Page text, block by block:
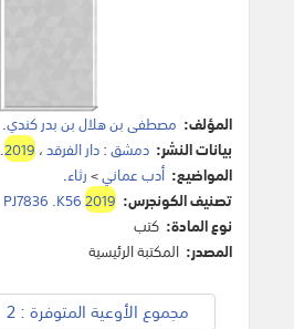
المؤلف: مصطفى بن هلال بن بدر كندي.
بيانات النشر: دمشق:دار الفرقد،2019
.
المواضيع: أدب عماني>رثاء.
تصنيف الكونجرس:
PJ7836 .K562019
نوع المادة: كتب
المصدر: المكتبة الرئيسية
مجموع الأوعية المتوفرة : 2